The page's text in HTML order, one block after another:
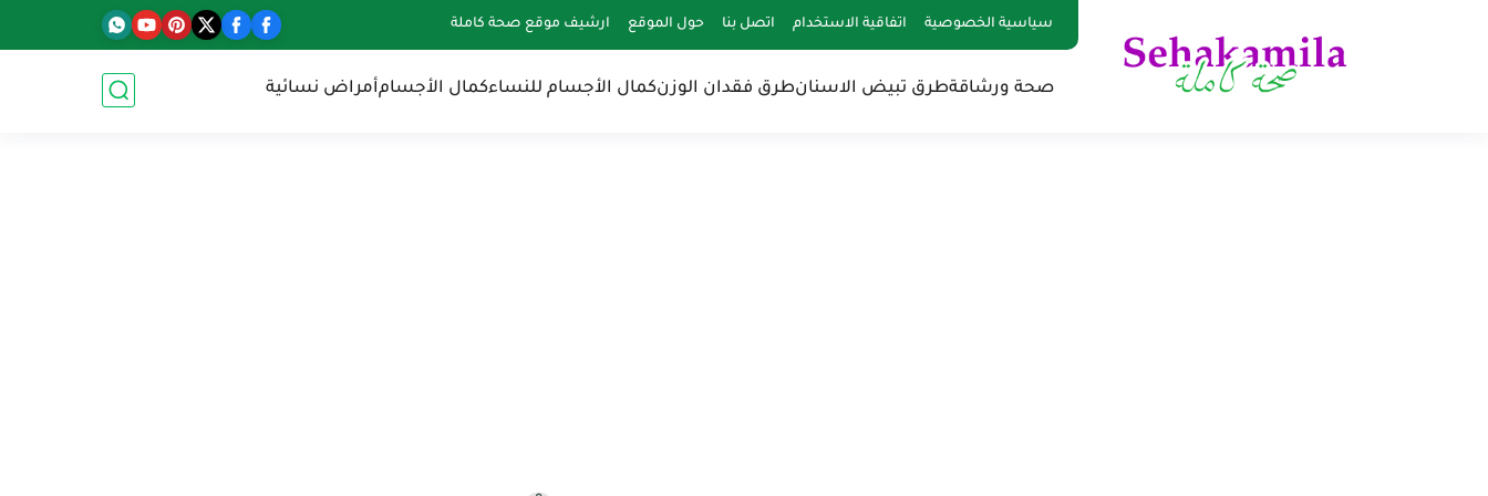
سياسية الخصوصية اتفاقية الاستخدام اتصل بنا حول الموقع ارشيف موقع صحة كاملة
صحة ورشاقةطرق تبيض الاسنانطرق فقدان الوزنكمال الأجسام للنساءكمال الأجسامأمراض نسائية